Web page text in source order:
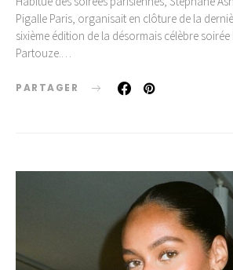
Pigalle Paris, organisait en clôture de la
sixième édition de la désormais célèbre
Partouze.…
PARTAGER